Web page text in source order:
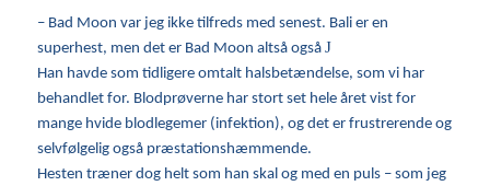
– Bad Moon var jeg ikke tilfreds med senest. Bali er en
superhest, men det er Bad Moon altså også J
Han havde som tidligere omtalt halsbetændelse, som vi har
behandlet for. Blodprøverne har stort set hele året vist for
mange hvide blodlegemer (infektion), og det er frustrerende og
selvfølgelig også præstationshæmmende.
Hesten træner dog helt som han skal og med en puls – som jeg